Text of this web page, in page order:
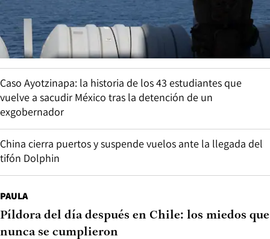
Caso Ayotzinapa: la historia de los 43 estudiantes que
vuelve a sacudir México tras la detención de un
exgobernador
China cierra puertos y suspende vuelos ante la llegada del
tifón Dolphin
PAULA
Píldora del día después en Chile: los miedos que
nunca se cumplieron